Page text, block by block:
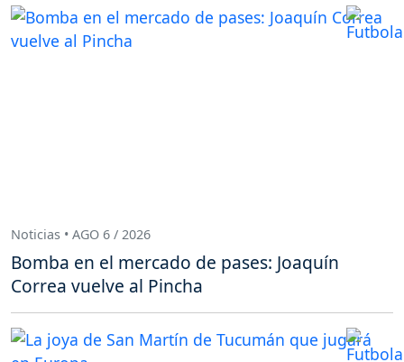
Noticias • AGO 6 / 2026
Bomba en el mercado de pases: Joaquín
Correa vuelve al Pincha